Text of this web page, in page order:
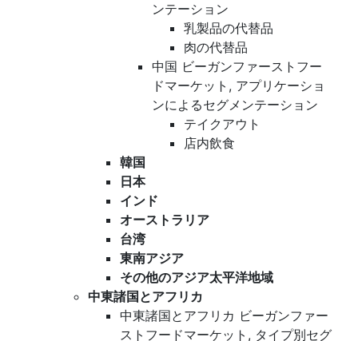
ンテーション
乳製品の代替品
肉の代替品
中国 ビーガンファーストフー
ドマーケット, アプリケーショ
ンによるセグメンテーション
テイクアウト
店内飲食
韓国
日本
インド
オーストラリア
台湾
東南アジア
その他のアジア太平洋地域
中東諸国とアフリカ
中東諸国とアフリカ ビーガンファー
ストフードマーケット, タイプ別セグ